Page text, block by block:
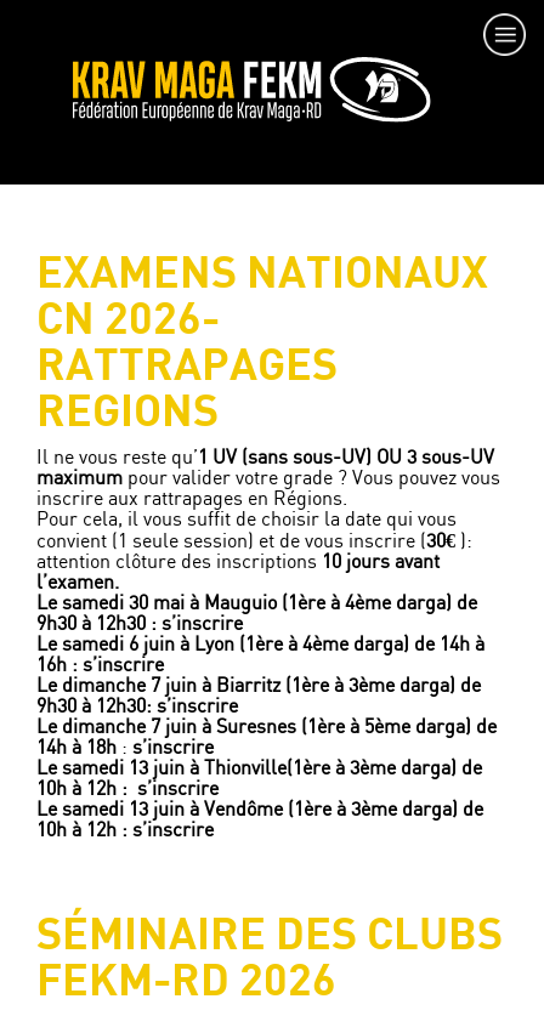
EXAMENS NATIONAUX
CN 2026-
RATTRAPAGES
REGIONS
Il ne vous reste qu’1 UV (sans sous-UV) OU 3 sous-UV
maximum pour valider votre grade ? Vous pouvez vous
inscrire aux rattrapages en Régions.
Pour cela, il vous suffit de choisir la date qui vous
convient (1 seule session) et de vous inscrire (30€ ):
attention clôture des inscriptions 10 jours avant
l’examen.
Le samedi 30 mai à Mauguio (1ère à 4ème darga) de
9h30 à 12h30 : s’inscrire
Le samedi 6 juin à Lyon (1ère à 4ème darga) de 14h à
16h : s’inscrire
Le dimanche 7 juin à Biarritz (1ère à 3ème darga) de
9h30 à 12h30: s’inscrire
Le dimanche 7 juin à Suresnes (1ère à 5ème darga) de
14h à 18h : s’inscrire
Le samedi 13 juin à Thionville(1ère à 3ème darga) de
10h à 12h : s’inscrire
Le samedi 13 juin à Vendôme (1ère à 3ème darga) de
10h à 12h : s’inscrire
SÉMINAIRE DES CLUBS
FEKM-RD 2026